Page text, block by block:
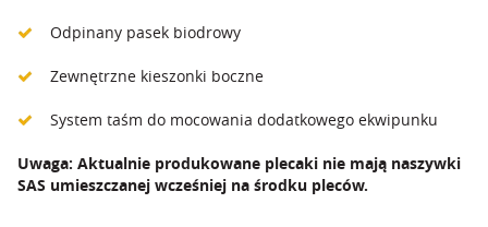
Odpinany pasek biodrowy
Zewnętrzne kieszonki boczne
System taśm do mocowania dodatkowego ekwipunku
Uwaga: Aktualnie produkowane plecaki nie mają naszywki
SAS umieszczanej wcześniej na środku pleców.